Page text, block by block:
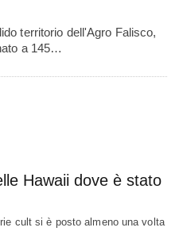
territorio dell'Agro Falisco,
a 145…
Hawaii dove è stato
cult si è posto almeno una volta